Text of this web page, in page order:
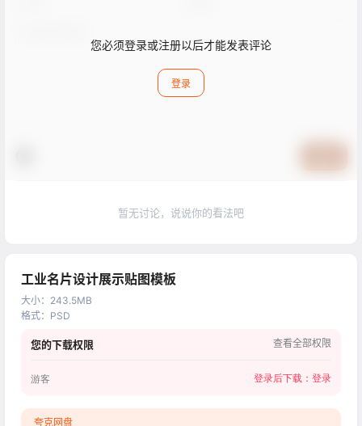
您必须登录或注册以后才能发表评论
登录
暂无讨论，说说你的看法吧
工业名片设计展示贴图模板
大小： 243.5MB
格式： PSD
您的下载权限 查看全部权限
游客 登录后下载： 登录
夸克网盘